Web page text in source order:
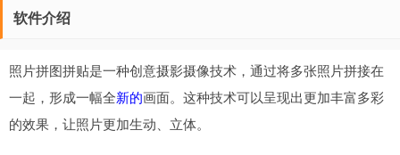
软件介绍
照片拼图拼贴是一种创意摄影摄像技术，通过将多张照片拼接在
一起，形成一幅全新的画面。这种技术可以呈现出更加丰富多彩
的效果，让照片更加生动、立体。